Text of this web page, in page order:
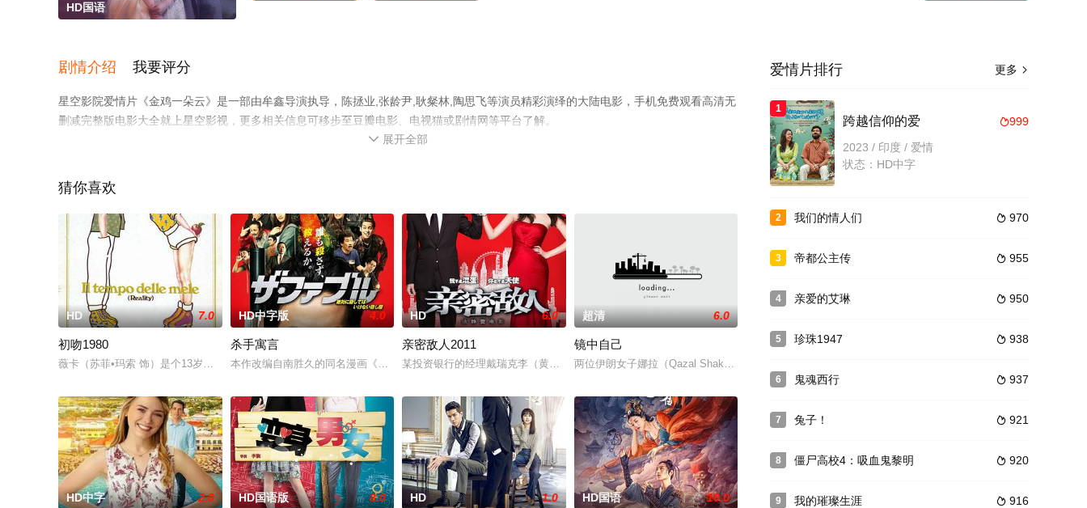
HD国语
剧情介绍 我要评分
星空影院爱情片《金鸡一朵云》是一部由牟鑫导演执导，陈拯业,张龄尹,耿粲林,陶思飞等演员精彩演绎的大陆电影，手机免费观看高清无
删减完整版电影大全就上星空影视，更多相关信息可移步至豆瓣电影、电视猫或剧情网等平台了解。
 展开全部
猜你喜欢
HD 7.0
初吻1980
薇卡（苏菲•玛索 饰）是个13岁的女孩，不同于班上的其他同学父母离异的状况，她拥有一个完整的家庭，虽然她总是觉得被母亲忽略，伴随青春期到来的
HD中字版 4.0
杀手寓言
本作改编自南胜久的同名漫画《杀手寓言》，主演为冈田准一。「无论多强的敌人都可以在6秒内击杀他」的天才杀手“寓言”（冈田准一），被BOSS命令
HD 6.0
亲密敌人2011
某投资银行的经理戴瑞克李（黄立行 饰）正忙于对某锂矿企业进行收购，而他的前任女友艾米梁（徐静蕾 饰）此时也来到香港，以另一家投资银行
超清 6.0
镜中自己
两位伊朗女子娜拉（Qazal Shakeri 饰）和阿汀聂（Shayesteh Irani 饰）来自不同的背景和阶层。娜拉缺乏人
HD中字 2.0 HD国语版 8.0 HD 1.0 HD国语 10.0
更多 
爱情片排行
1
999
跨越信仰的爱
2023 / 印度 / 爱情
状态：HD中字
2  970
我们的情人们
3  955
帝都公主传
4  950
亲爱的艾琳
5  938
珍珠1947
6  937
鬼魂西行
7  921
兔子！
8  920
僵尸高校4：吸血鬼黎明
9  916
我的璀璨生涯